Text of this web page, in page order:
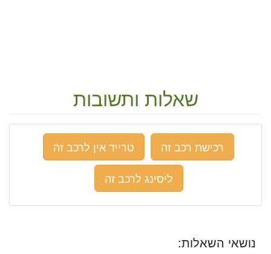
שאלות ותשובות
רכישת רכב זה
טרייד אין לרכב זה
ליסינג לרכב זה
נושאי השאלות: